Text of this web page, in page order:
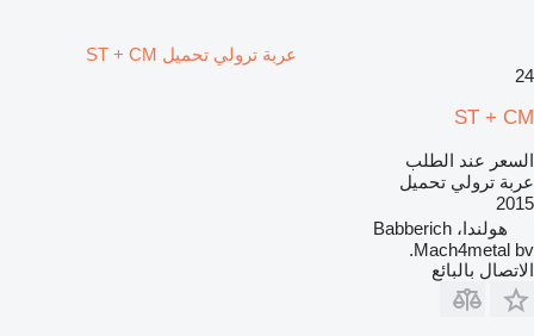
عربة ترولي تحميل ST + CM
24
ST + CM
السعر عند الطلب
عربة ترولي تحميل
2015
هولندا، Babberich
Mach4metal bv.
الاتصال بالبائع